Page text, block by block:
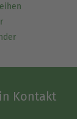
Kontakt